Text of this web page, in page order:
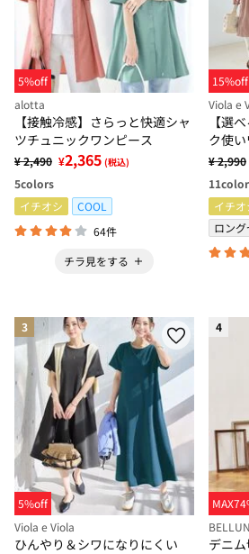
5%off
alotta
【接触冷感】さらっと快適シャ
ツチュニックワンピース
¥ 2,490 ¥2,365 (税込)
5colors
イチオシ
COOL
64件
チラ見をする
15%off
Viola e
【選
ク使
¥ 2,990
11
イチオ
ロン
3
5%off
Viola e Viola
ひんやり＆シワになりにくい
4
デニ